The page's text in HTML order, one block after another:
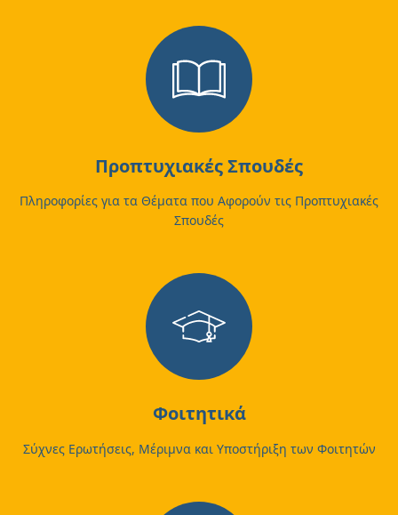
Προπτυχιακές Σπουδές
Πληροφορίες για τα Θέματα που Αφορούν τις Προπτυχιακές
Σπουδές
Φοιτητικά
Σύχνες Ερωτήσεις, Μέριμνα και Υποστήριξη των Φοιτητών